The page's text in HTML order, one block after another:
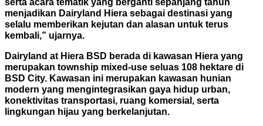
menjadikan Dairyland Hiera sebagai destinasi yang
selalu memberikan kejutan dan alasan untuk terus
kembali,” ujarnya.
Dairyland at Hiera BSD berada di kawasan Hiera yang
merupakan township mixed-use seluas 108 hektare di
BSD City. Kawasan ini merupakan kawasan hunian
modern yang mengintegrasikan gaya hidup urban,
konektivitas transportasi, ruang komersial, serta
lingkungan hijau yang berkelanjutan.